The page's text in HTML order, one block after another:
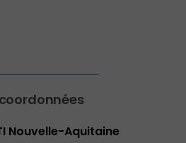
Nouvelle-Aquitaine